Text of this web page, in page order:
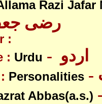
Razi Jafar
رضی
:
: Urdu
Personalities
Abbas(a.s.)